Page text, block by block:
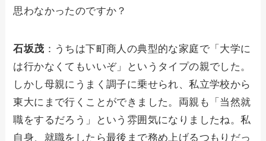
思わなかったのですか？
石坂茂 ：うちは下町商人の典型的な家庭で「大学に
は行かなくてもいいぞ」というタイプの親でした。
しかし母親にうまく調子に乗せられ、私立学校から
東大にまで行くことができました。両親も「当然就
職をするだろう」という雰囲気になりましたね。私
自身、就職をしたら最後まで務め上げるつもりだっ